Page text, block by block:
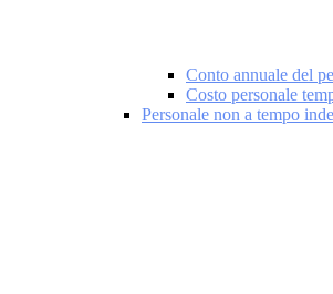
Conto annuale del
Costo personale
Personale non a tempo